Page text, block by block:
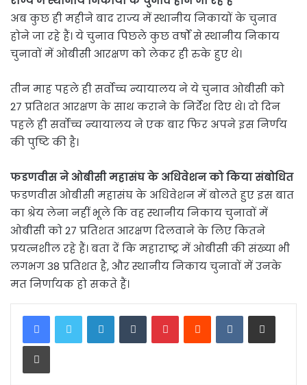
अब कुछ ही महीने बाद राज्य में स्थानीय निकायों के चुनाव
होने जा रहे हैं। ये चुनाव पिछले कुछ वर्षों से स्थानीय निकाय
चुनावों में ओबीसी आरक्षण को लेकर ही रुके हुए थे।
तीन माह पहले ही सर्वोच्च न्यायालय ने ये चुनाव ओबीसी को
27 प्रतिशत आरक्षण के साथ कराने के निर्देश दिए थे। दो दिन
पहले ही सर्वोच्च न्यायालय ने एक बार फिर अपने इस निर्णय
की पुष्टि की है।
फडणवीस ने ओबीसी महासंघ के अधिवेशन को किया संबोधित
फडणवीस ओबीसी महासंघ के अधिवेशन में बोलते हुए इस बात
का श्रेय लेना नहीं भूले कि वह स्थानीय निकाय चुनावों में
ओबीसी को 27 प्रतिशत आरक्षण दिलवाने के लिए कितने
प्रयत्नशील रहे हैं। बता दें कि महाराष्ट्र में ओबीसी की संख्या भी
लगभग 38 प्रतिशत है, और स्थानीय निकाय चुनावों में उनके
मत निर्णायक हो सकते हैं।
LinkedInTumblrPinterestReddit VKontakteShare via Email
Print